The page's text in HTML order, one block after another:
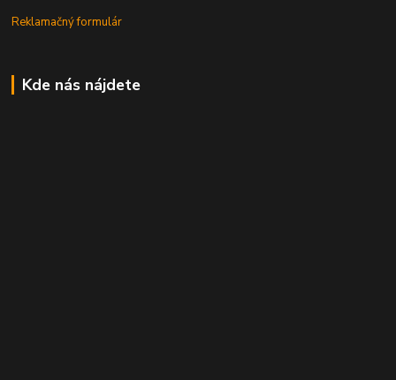
Reklamačný formulár
Kde nás nájdete